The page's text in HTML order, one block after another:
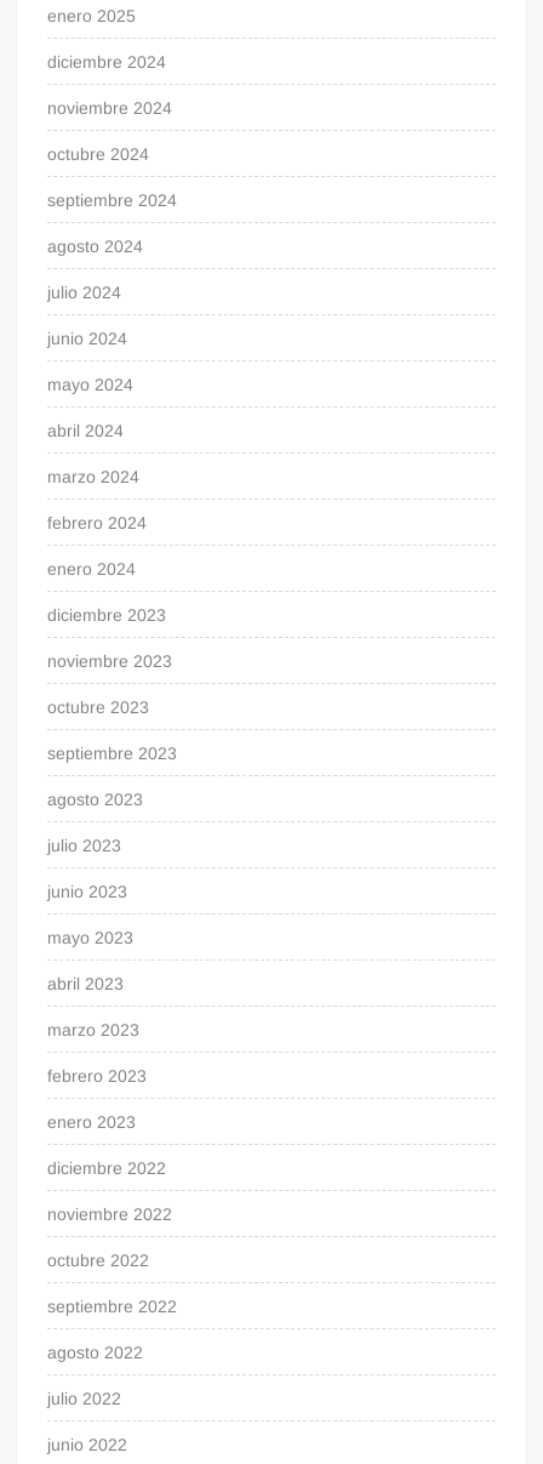
enero 2025
diciembre 2024
noviembre 2024
octubre 2024
septiembre 2024
agosto 2024
julio 2024
junio 2024
mayo 2024
abril 2024
marzo 2024
febrero 2024
enero 2024
diciembre 2023
noviembre 2023
octubre 2023
septiembre 2023
agosto 2023
julio 2023
junio 2023
mayo 2023
abril 2023
marzo 2023
febrero 2023
enero 2023
diciembre 2022
noviembre 2022
octubre 2022
septiembre 2022
agosto 2022
julio 2022
junio 2022